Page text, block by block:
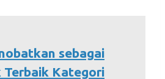
sebagai
Terbaik Kategori